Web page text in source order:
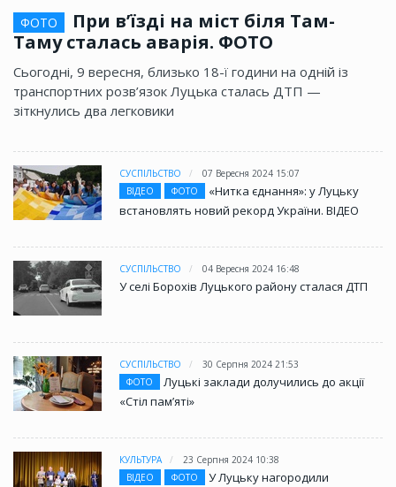
ФОТО
При в’їзді на міст біля Там-
Таму сталась аварія. ФОТО
Сьогодні, 9 вересня, близько 18-ї години на одній із
транспортних розв’язок Луцька сталась ДТП —
зіткнулись два легковики
СУСПІЛЬСТВО
07 Вересня 2024 15:07
ВІДЕО
ФОТО
«Нитка єднання»: у Луцьку
встановлять новий рекорд України. ВІДЕО
СУСПІЛЬСТВО 04 Вересня 2024 16:48
У селі Борохів Луцького району сталася ДТП
СУСПІЛЬСТВО
30 Серпня 2024 21:53
ФОТО
Луцькі заклади долучились до акції
«Стіл памʼяті»
КУЛЬТУРА
23 Серпня 2024 10:38
ВІДЕО
ФОТО
У Луцьку нагородили